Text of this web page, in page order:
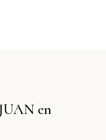
en